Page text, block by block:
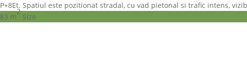
P+8Et. Spatiul este pozitionat stradal, cu vad pietonal si trafic intens,
83 m
2
Size